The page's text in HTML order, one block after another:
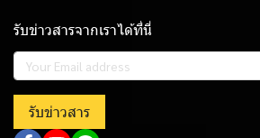
รับข่าวสารจากเราได้ที่นี่
รับข่าวสาร